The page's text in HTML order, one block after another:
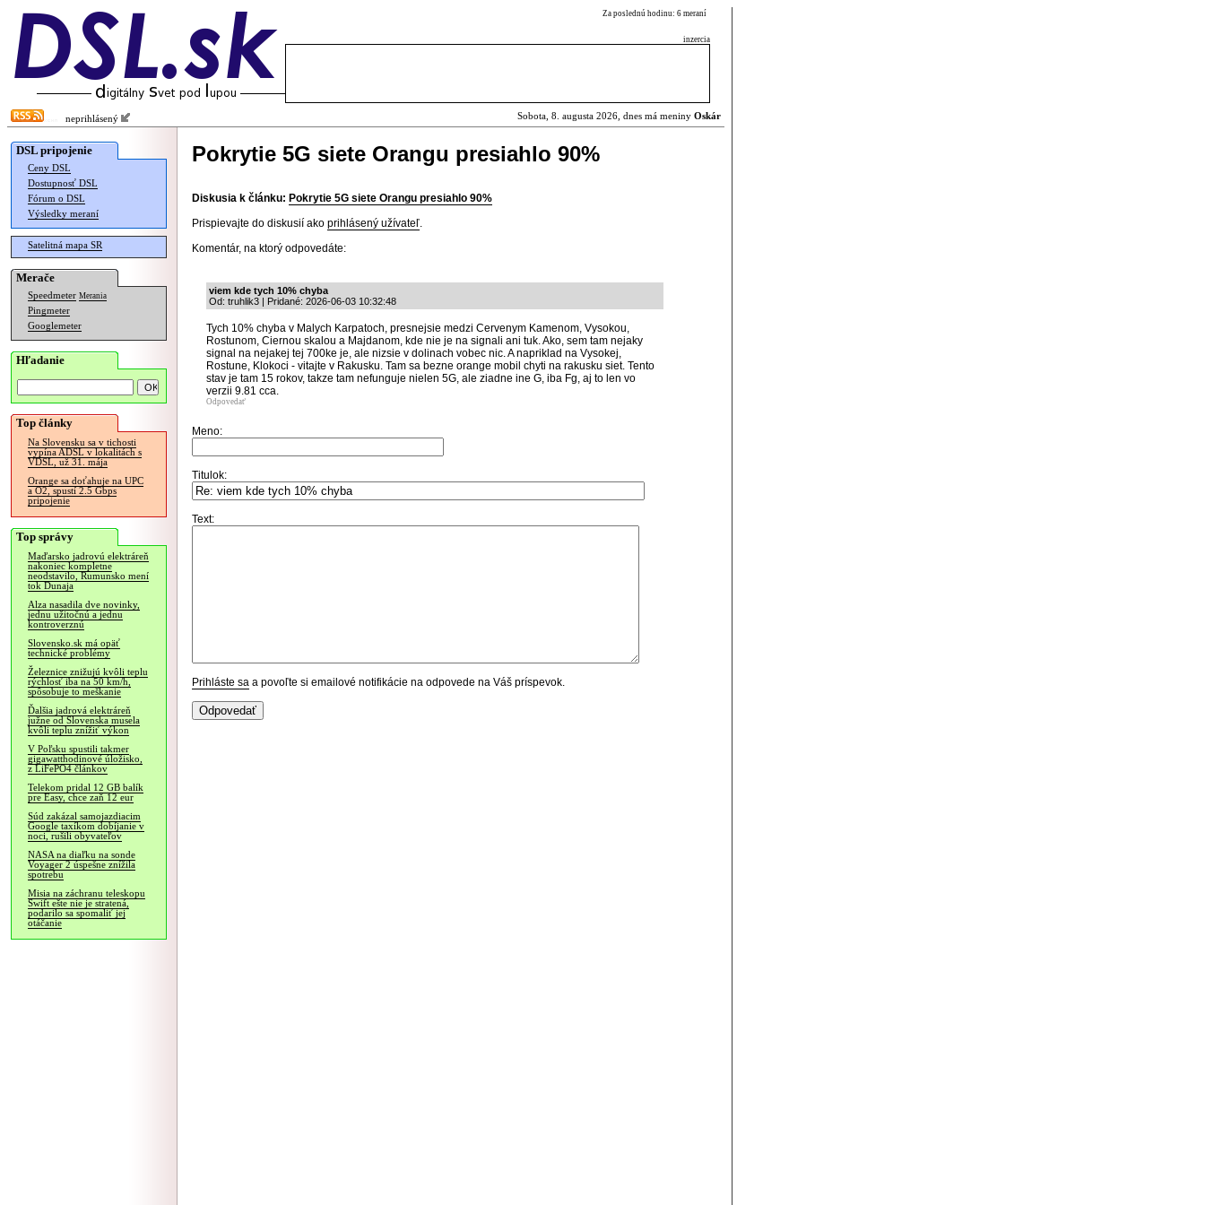
Za poslednú hodinu: 6 meraní
inzercia
neprihlásený Sobota, 8. augusta 2026, dnes má meniny Oskár
DSL pripojenie
Ceny DSL
Dostupnosť DSL
Fórum o DSL
Výsledky meraní
Satelitná mapa SR
Merače
Speedmeter Merania
Pingmeter
Googlemeter
Hľadanie
Top články
Na Slovensku sa v tichosti
vypína ADSL v lokalitách s
VDSL, už 31. mája
Orange sa doťahuje na UPC
a O2, spustí 2.5 Gbps
pripojenie
Top správy
Maďarsko jadrovú elektráreň
nakoniec kompletne
neodstavilo, Rumunsko mení
tok Dunaja
Alza nasadila dve novinky,
jednu užitočnú a jednu
kontroverznú
Slovensko.sk má opäť
technické problémy
Železnice znižujú kvôli teplu
rýchlosť iba na 50 km/h,
spôsobuje to meškanie
Ďalšia jadrová elektráreň
južne od Slovenska musela
kvôli teplu znížiť výkon
V Poľsku spustili takmer
gigawatthodinové úložisko,
z LiFePO4 článkov
Telekom pridal 12 GB balík
pre Easy, chce zaň 12 eur
Súd zakázal samojazdiacim
Google taxíkom dobíjanie v
noci, rušili obyvateľov
NASA na diaľku na sonde
Voyager 2 úspešne znížila
spotrebu
Misia na záchranu teleskopu
Swift ešte nie je stratená,
podarilo sa spomaliť jej
otáčanie
Pokrytie 5G siete Orangu presiahlo 90%
Diskusia k článku: Pokrytie 5G siete Orangu presiahlo 90%
Prispievajte do diskusií ako prihlásený užívateľ.
Komentár, na ktorý odpovedáte:
viem kde tych 10% chyba
Od: truhlik3 | Pridané: 2026-06-03 10:32:48
Tych 10% chyba v Malych Karpatoch, presnejsie medzi Cervenym Kamenom, Vysokou,
Rostunom, Ciernou skalou a Majdanom, kde nie je na signali ani tuk. Ako, sem tam nejaky
signal na nejakej tej 700ke je, ale nizsie v dolinach vobec nic. A napriklad na Vysokej,
Rostune, Klokoci - vitajte v Rakusku. Tam sa bezne orange mobil chyti na rakusku siet. Tento
stav je tam 15 rokov, takze tam nefunguje nielen 5G, ale ziadne ine G, iba Fg, aj to len vo
verzii 9.81 cca.
Odpovedať
Meno:
Titulok:
Text:
Prihláste sa a povoľte si emailové notifikácie na odpovede na Váš príspevok.